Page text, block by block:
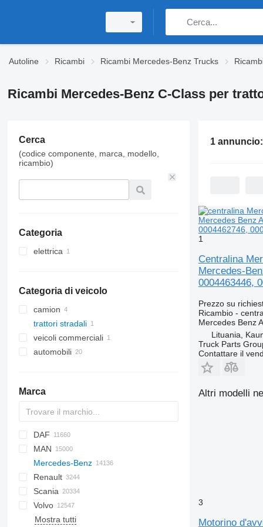
Autoline Ricambi Ricambi Mercedes-Benz Trucks
Ricambi Mercedes-Benz C-Class per
Cerca
(codice componente, marca, modello,
ricambio)
Categoria
elettrica
Categoria di veicolo
camion
trattori stradali
veicoli commerciali
automobili
Marca
Q-series
X-Series
320
C-series
DAF
AS
CF
LF
SB
XB
XD
Eagle
Cargo
E-series
F-MAX
Transit
Cascadia
ZX
Daily
EuroCargo
EuroStar
Eurotech
Eurotrakker
S-Way
4300
NPR
3DX
250
PC
D-series
L-series
AW
MAN
A-series
F90
KAT
L2000
LE
Mercedes-Benz
A-Class
Actros
Actros 1831
Actros 1832
Antos
Antos 1830
Arocs
Canter
D-series
L-series
Atleon
Movano
2800 Series
378
Renault
D-series
G-series
K-series
Scania
G-series
Interlink
E-series
SL
Volvo
A-series
Mostra tutti
1 annuncio:
1
Centralina
Mercedes-
0004463446,
Prezzo su
Ricambio -
Mercedes Benz
Lituania,
Truck Parts
Contattare il
Altri modelli
3
Motorino